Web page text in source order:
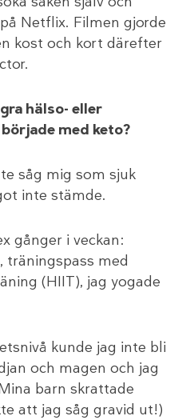
Netflix. Filmen gjorde
kost och kort därefter
hälso- eller
med keto?
såg mig som sjuk
inte stämde.
gånger i veckan:
träningspass med
(HIIT), jag yogade
kunde jag inte bli
och magen och jag
barn skrattade
att jag såg gravid ut!)